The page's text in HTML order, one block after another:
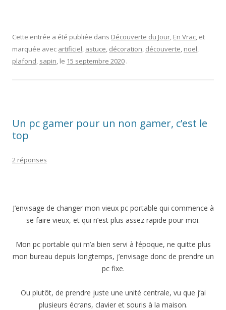
Cette entrée a été publiée dans Découverte du Jour, En Vrac, et
marquée avec artificiel, astuce, décoration, découverte, noel,
plafond, sapin, le 15 septembre 2020 .
Un pc gamer pour un non gamer, c’est le
top
2 réponses
J’envisage de changer mon vieux pc portable qui commence à
se faire vieux, et qui n’est plus assez rapide pour moi.
Mon pc portable qui m’a bien servi à l’époque, ne quitte plus
mon bureau depuis longtemps, j’envisage donc de prendre un
pc fixe.
Ou plutôt, de prendre juste une unité centrale, vu que j’ai
plusieurs écrans, clavier et souris à la maison.